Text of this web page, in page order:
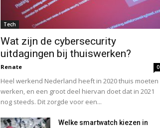
Tech
Wat zijn de cybersecurity
uitdagingen bij thuiswerken?
Renate 0
Heel werkend Nederland heeft in 2020 thuis moeten
werken, en een groot deel hiervan doet dat in 2021
nog steeds. Dit zorgde voor een...
Welke smartwatch kiezen in